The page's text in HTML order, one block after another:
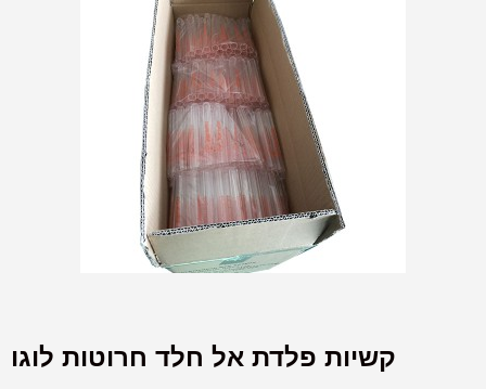
קשיות פלדת אל חלד חרוטות לוגו